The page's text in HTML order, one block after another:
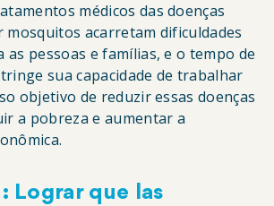
médicos das doenças
acarretam dificuldades
as pessoas e famílias, e o tempo de
sua capacidade de trabalhar
objetivo de reduzir essas doenças
a pobreza e aumentar a
Lograr que las